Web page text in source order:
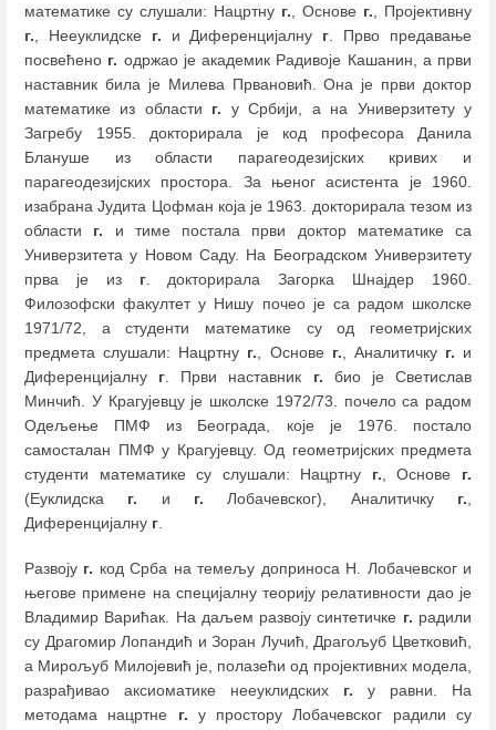
математике су слушали: Нацртну г. , Основе г. , Пројективну
г. , Нееуклидске г. и Диференцијалну г . Прво предавање
посвећено г. одржао је академик Радивоје Кашанин, а први
наставник била је Милева Првановић. Она је први доктор
математике из области г. у Србији, а на Универзитету у
Загребу 1955. докторирала је код професора Данила
Блануше из области парагеодезијских кривих и
парагеодезијских простора. За њеног асистента је 1960.
изабрана Јудита Цофман која је 1963. докторирала тезом из
области г. и тиме постала први доктор математике са
Универзитета у Новом Саду. На Београдском Универзитету
прва је из г. докторирала Загорка Шнајдер 1960.
Филозофски факултет у Нишу почео је са радом школске
1971/72, а студенти математике су од геометријских
предмета слушали: Нацртну г. , Основе г. , Аналитичку г. и
Диференцијалну г . Први наставник г. био је Светислав
Минчић. У Крагујевцу је школске 1972/73. почело са радом
Одељење ПМФ из Београда, које је 1976. постало
самосталан ПМФ у Крагујевцу. Од геометријских предмета
студенти математике су слушали: Нацртну г. , Основе г.
(Еуклидска г. и г. Лобачевског), Аналитичку г.
Диференцијалну г
Развоју г. код Срба на темељу доприноса Н. Лобачевског и
његове примене на специјалну теорију релативности дао је
Владимир Варићак. На даљем развоју синтетичке г. радили
су Драгомир Лопандић и Зоран Лучић, Драгољуб Цветковић,
а Мирољуб Милојевић је, полазећи од пројективних модела,
разрађивао аксиоматике нееуклидских г. у равни. На
методама нацртне г. у простору Лобачевског радили су